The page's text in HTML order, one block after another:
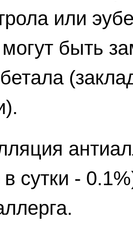
или
быть
в сутки -